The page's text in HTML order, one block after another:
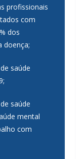
profissionais
com
dos
doença;
saúde
saúde
mental
com